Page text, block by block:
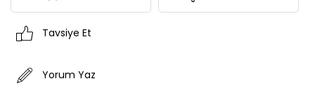
Tavsiye Et
Yorum Yaz